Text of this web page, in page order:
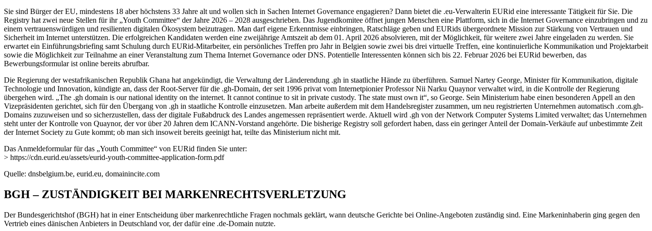
Sie sind Bürger der EU, mindestens 18 aber höchstens 33 Jahre alt und wollen sich in Sachen Internet Governance engagieren? Dann bietet die .eu-Verwalterin EURid eine interessante Tätigkeit für Sie. Die
Registry hat zwei neue Stellen für ihr „Youth Committee“ der Jahre 2026 – 2028 ausgeschrieben. Das Jugendkomitee öffnet jungen Menschen eine Plattform, sich in die Internet Governance einzubringen und zu
einem vertrauenswürdigen und resilienten digitalen Ökosystem beizutragen. Man darf eigene Erkenntnisse einbringen, Ratschläge geben und EURids übergeordnete Mission zur Stärkung von Vertrauen und
Sicherheit im Internet unterstützen. Die erfolgreichen Kandidaten werden eine zweijährige Amtszeit ab dem 01. April 2026 absolvieren, mit der Möglichkeit, für weitere zwei Jahre eingeladen zu werden. Sie
erwartet ein Einführungsbriefing samt Schulung durch EURid-Mitarbeiter, ein persönliches Treffen pro Jahr in Belgien sowie zwei bis drei virtuelle Treffen, eine kontinuierliche Kommunikation und Projektarbeit
sowie die Möglichkeit zur Teilnahme an einer Veranstaltung zum Thema Internet Governance oder DNS. Potentielle Interessenten können sich bis 22. Februar 2026 bei EURid bewerben, das
Bewerbungsformular ist online bereits abrufbar.
Die Regierung der westafrikanischen Republik Ghana hat angekündigt, die Verwaltung der Länderendung .gh in staatliche Hände zu überführen. Samuel Nartey George, Minister für Kommunikation, digitale
Technologie und Innovation, kündigte an, dass der Root-Server für die .gh-Domain, der seit 1996 privat vom Internetpionier Professor Nii Narku Quaynor verwaltet wird, in die Kontrolle der Regierung
übergehen wird. „The .gh domain is our national identity on the internet. It cannot continue to sit in private custody. The state must own it“, so George. Sein Ministerium habe einen besonderen Appell an den
Vizepräsidenten gerichtet, sich für den Übergang von .gh in staatliche Kontrolle einzusetzen. Man arbeite außerdem mit dem Handelsregister zusammen, um neu registrierten Unternehmen automatisch .com.gh-
Domains zuzuweisen und so sicherzustellen, dass der digitale Fußabdruck des Landes angemessen repräsentiert werde. Aktuell wird .gh von der Network Computer Systems Limited verwaltet; das Unternehmen
steht unter der Kontrolle von Quaynor, der vor über 20 Jahren dem ICANN-Vorstand angehörte. Die bisherige Registry soll gefordert haben, dass ein geringer Anteil der Domain-Verkäufe auf unbestimmte Zeit
der Internet Society zu Gute kommt; ob man sich insoweit bereits geeinigt hat, teilte das Ministerium nicht mit.
Das Anmeldeformular für das „Youth Committee“ von EURid finden Sie unter:
> https://cdn.eurid.eu/assets/eurid-youth-committee-application-form.pdf
Quelle: dnsbelgium.be, eurid.eu, domainincite.com
BGH – ZUSTÄNDIGKEIT BEI MARKENRECHTSVERLETZUNG
Der Bundesgerichtshof (BGH) hat in einer Entscheidung über markenrechtliche Fragen nochmals geklärt, wann deutsche Gerichte bei Online-Angeboten zuständig sind. Eine Markeninhaberin ging gegen den
Vertrieb eines dänischen Anbieters in Deutschland vor, der dafür eine .de-Domain nutzte.